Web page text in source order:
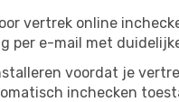
vertrek online
per e-mail met
voordat je
inchecken